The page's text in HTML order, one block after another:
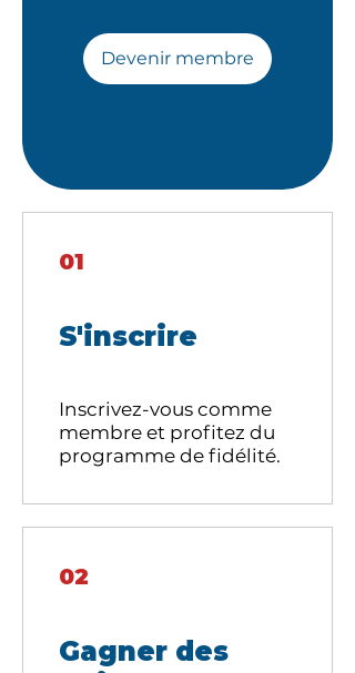
Devenir membre
01
S'inscrire
Inscrivez-vous comme
membre et profitez du
programme de fidélité.
02
Gagner des